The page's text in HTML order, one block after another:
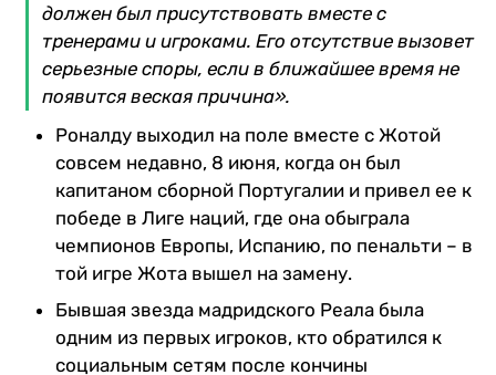
должен был присутствовать вместе с
тренерами и игроками. Его отсутствие вызовет
серьезные споры, если в ближайшее время не
появится веская причина».
Роналду выходил на поле вместе с Жотой
совсем недавно, 8 июня, когда он был
капитаном сборной Португалии и привел ее к
победе в Лиге наций, где она обыграла
чемпионов Европы, Испанию, по пенальти – в
той игре Жота вышел на замену.
Бывшая звезда мадридского Реала была
одним из первых игроков, кто обратился к
социальным сетям после кончины